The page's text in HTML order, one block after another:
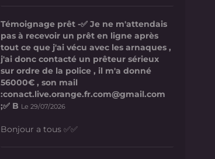
Témoignage prêt -✅ Je ne m'attendais
pas à recevoir un prêt en ligne après
tout ce que j'ai vécu avec les arnaques ,
j'ai donc contacté un prêteur sérieux
sur ordre de la police , il m'a donné
56000€ , son mail
:conact.live.orange.fr.com@gmail.com
;✅ B Le 29/07/2026
Bonjour a tous ✅✅